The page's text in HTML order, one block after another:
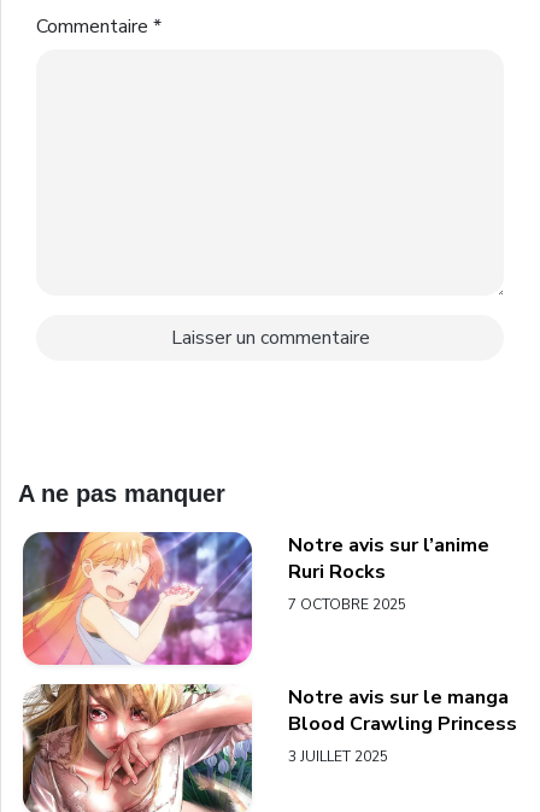
Commentaire *
A ne pas manquer
Notre avis sur l’anime
Ruri Rocks
7 OCTOBRE 2025
Notre avis sur le manga
Blood Crawling Princess
3 JUILLET 2025